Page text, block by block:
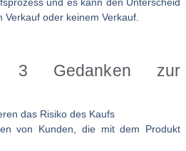
oder keinem Verkauf.
3 Gedanken zur
das Risiko des Kaufs
von Kunden, die mit dem Produkt